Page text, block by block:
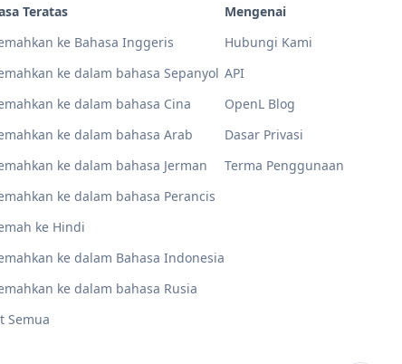
Teratas
ke Bahasa Inggeris
ke dalam bahasa Sepanyol
ke dalam bahasa Cina
ke dalam bahasa Arab
ke dalam bahasa Jerman
ke dalam bahasa Perancis
ke Hindi
ke dalam Bahasa Indonesia
ke dalam bahasa Rusia
Semua
Mengenai
Hubungi Kami
API
OpenL Blog
Dasar Privasi
Terma Penggunaan